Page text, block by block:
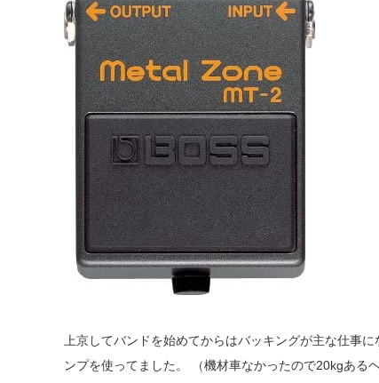
上京してバンドを始めてからはバッキングが主な仕事
ンプを使ってました。 （機材車なかったので20kgある